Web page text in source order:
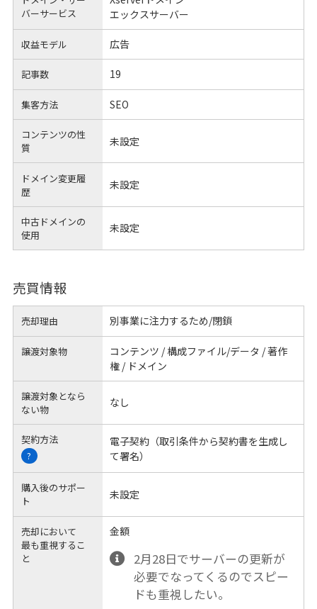
バーサービス
エックスサーバー
収益モデル 広告
記事数 19
集客方法 SEO
コンテンツの性
質
未設定
ドメイン変更履
歴
未設定
中古ドメインの
使用
未設定
売買情報
売却理由 別事業に注力するため/閉鎖
譲渡対象物
コンテンツ / 構成ファイル/データ / 著作
権 / ドメイン
譲渡対象となら
ない物
なし
契約方法
?
電子契約（取引条件から契約書を生成し
て署名）
購入後のサポー
ト
未設定
売却において
最も重視するこ
と
金額
2月28日でサーバーの更新が
必要でなってくるのでスピー
ドも重視したい。